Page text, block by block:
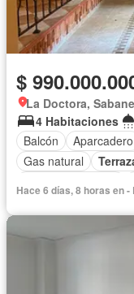
$
La Doctora,
4 Habitaciones
Balcón
Aparcadero
Gas natural
Hace 6 días, 8 horas en -